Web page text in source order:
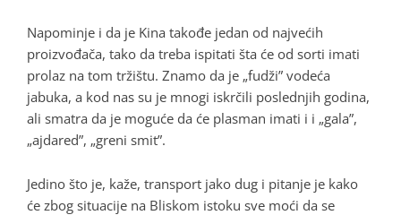
Napominje i da je Kina takođe jedan od najvećih
proizvođača, tako da treba ispitati šta će od sorti imati
prolaz na tom tržištu. Znamo da je „fudži” vodeća
jabuka, a kod nas su je mnogi iskrčili poslednjih godina,
ali smatra da je moguće da će plasman imati i i „gala”,
„ajdared”, „greni smit”.
Jedino što je, kaže, transport jako dug i pitanje je kako
će zbog situacije na Bliskom istoku sve moći da se